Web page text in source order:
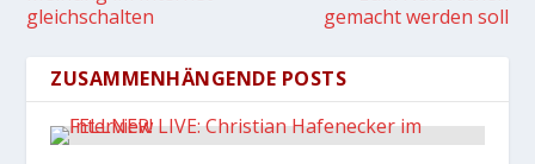
gleichschalten
gemacht werden soll
ZUSAMMENHÄNGENDE POSTS